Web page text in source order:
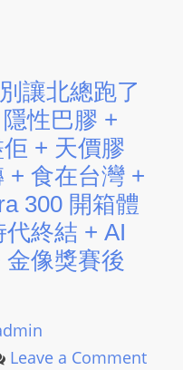
讓北總跑了
性巴膠 +
+ 天價膠
+ 食在台灣 +
300 開箱體
終結 + AI
像獎賽後
Leave a Comment